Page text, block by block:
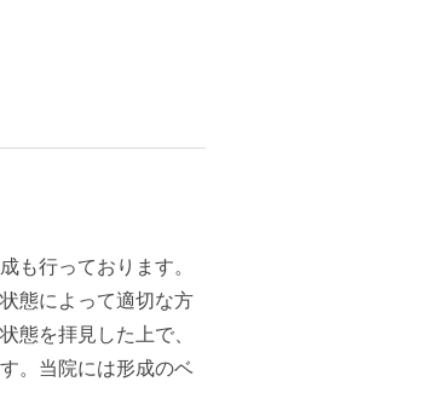
も行っております。
態によって適切な方
態を拝見した上で、
。当院には形成のベ